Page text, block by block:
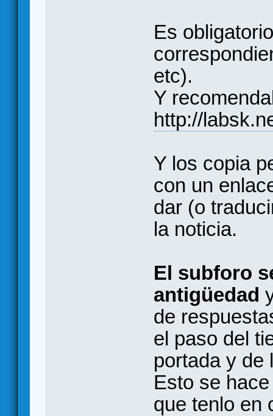
Es
etc).
Y
http://
Y los copia
con un
dar (o
la noticia.
El subforo
antigüedad
de
el paso del
portada y de
Esto se
que tenlo en